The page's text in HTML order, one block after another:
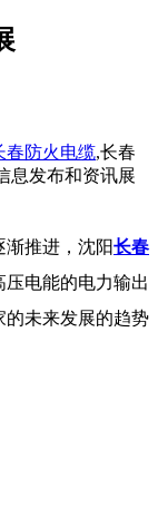
春防火电缆,长春
息发布和资讯展
渐推进，沈阳长春
电能的电力输出
的未来发展的趋势